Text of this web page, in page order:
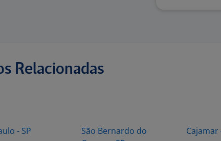
Relacionadas
- SP
São Bernardo do
Cajamar